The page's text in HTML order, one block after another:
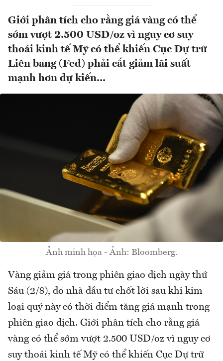
Giới phân tích cho rằng giá vàng có thể
sớm vượt 2.500 USD/oz vì nguy cơ suy
thoái kinh tế Mỹ có thể khiến Cục Dự trữ
Liên bang (Fed) phải cắt giảm lãi suất
mạnh hơn dự kiến...
Ảnh minh họa - Ảnh: Bloomberg.
Vàng giảm giá trong phiên giao dịch ngày thứ
Sáu (2/8), do nhà đầu tư chốt lời sau khi kim
loại quý này có thời điểm tăng giá mạnh trong
phiên giao dịch. Giới phân tích cho rằng giá
vàng có thể sớm vượt 2.500 USD/oz vì nguy cơ
suy thoái kinh tế Mỹ có thể khiến Cục Dự trữ